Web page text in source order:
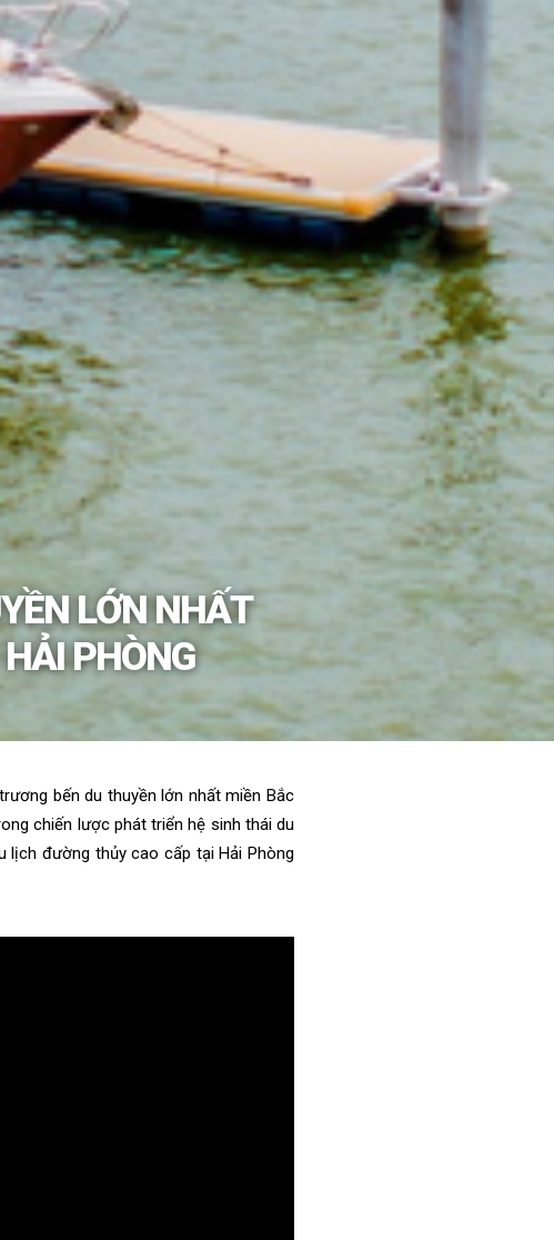
LỚN NHẤT
PHÒNG
bến du thuyền lớn nhất miền Bắc
chiến lược phát triển hệ sinh thái du
lịch đường thủy cao cấp tại Hải Phòng